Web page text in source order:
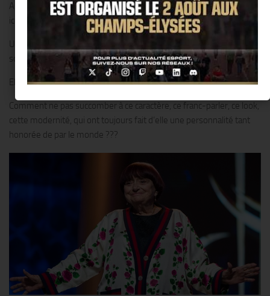
Agnès Varda était une très grande dame, une pionnière et une
icône de la Nouvelle Vague dont elle fut l’une des rares réalisatrices.
Une immense artiste qui se passionnait et exprimait sa créativité
sous de multiples formes.
Elle était aussi une femme incroyable…
Comment ne pas succomber à ce caractère, ce franc-parler, ce look,
cette modernité, qui ont toujours fait d’elle une personnalité tant
honorée de par le monde ???